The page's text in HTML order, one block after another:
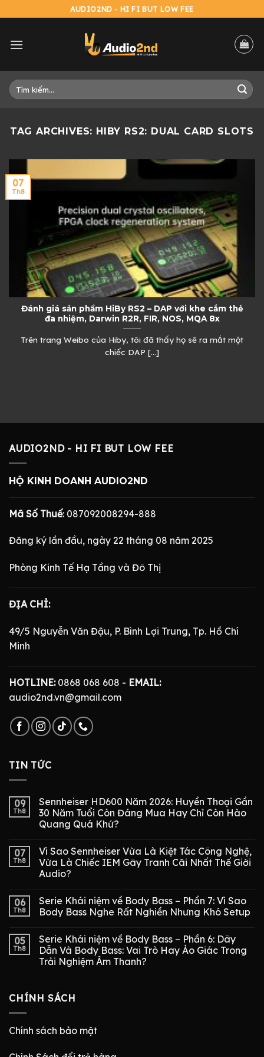
to
AUDIO2ND - HI FI BUT LOW FEE
Tìm
kiếm:
TAG ARCHIVES: HIBY RS2: DUAL CARD SLOTS
Đánh giá sản phẩm HiBy RS2 – DAP với khe cắm thẻ
đa nhiệm, Darwin R2R, FIR, NOS, MQA 8x
Trên trang Weibo của Hiby, tôi đã thấy họ sẽ ra mắt một
chiếc DAP [...]
07
Th8
AUDIO2ND - HI FI BUT LOW FEE
HỘ KINH DOANH AUDIO2ND
Mã Số Thuế: 087092008294-888
Đăng ký lần đầu, ngày 22 tháng 08 năm 2025
Phòng Kinh Tế Hạ Tầng và Đô Thị
ĐỊA CHỈ:
49/5 Nguyễn Văn Đậu, P. Bình Lợi Trung, Tp. Hồ Chí
Minh
HOTLINE:0868 068 608 - EMAIL:
audio2nd.vn@gmail.com
TIN TỨC
09
Th8
Sennheiser HD600 Năm 2026: Huyền Thoại Gần
30 Năm Tuổi Còn Đáng Mua Hay Chỉ Còn Hào
Quang Quá Khứ?
07
Th8
Vì Sao Sennheiser Vừa Là Kiệt Tác Công Nghệ,
Vừa Là Chiếc IEM Gây Tranh Cãi Nhất Thế Giới
Audio?
06
Th8
Serie Khái niệm về Body Bass – Phần 7: Vì Sao
Body Bass Nghe Rất Nghiền Nhưng Khó Setup
05
Th8
Serie Khái niệm về Body Bass – Phần 6: Dây
Dẫn Và Body Bass: Vai Trò Hay Ảo Giác Trong
Trải Nghiệm Âm Thanh?
CHÍNH SÁCH
Chính sách bảo mật